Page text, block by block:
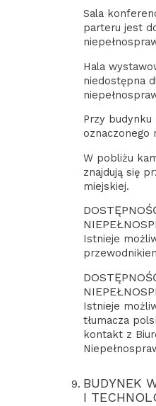
Sala
parteru jest
Hala
niedostępna
Przy budynku
oznaczonego
W pobliżu
znajdują się
miejskiej.
Istnieje
Istnieje
tłumacza
kontakt z
BUDYNEK
I